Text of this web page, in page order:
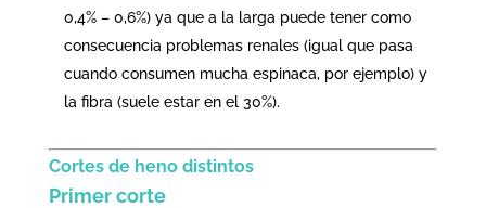
0,4% – 0,6%) ya que a la larga puede tener como
consecuencia problemas renales (igual que pasa
cuando consumen mucha espinaca, por ejemplo) y
la fibra (suele estar en el 30%).
Cortes de heno distintos
Primer corte